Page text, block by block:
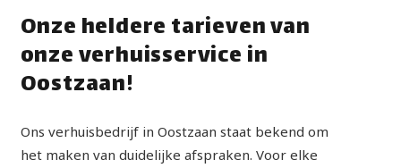
Onze heldere tarieven van
onze verhuisservice in
Oostzaan!
Ons verhuisbedrijf in Oostzaan staat bekend om
het maken van duidelijke afspraken. Voor elke